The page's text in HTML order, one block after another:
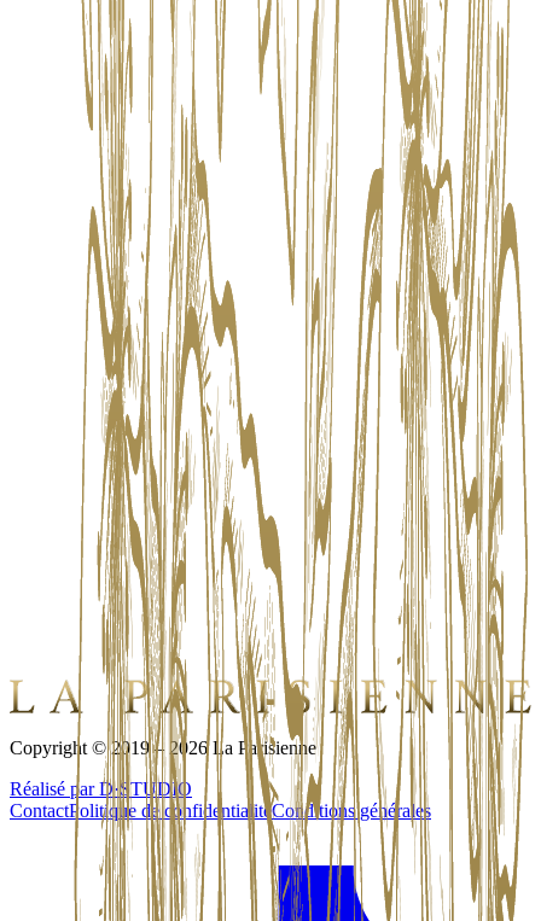
laparisiennebkk@gmail.com
Heures d'ouverture
Fermé
9 am - 10 pm
:
9 am - 10 pm
9 am - 10 pm
9 am - 10 pm
9 am - 12 pm
Dimanche
9 am - 12 pm
Copyright © 2019 – 2026 La Parisienne
Réalisé par D·STUDIO
ContactPolitique de confidentialitéConditions générales